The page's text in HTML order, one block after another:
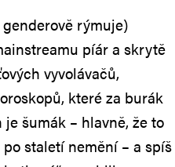
rýmuje)
píár a skrytě
vyvolávačů,
které za burák
šumák – hlavně, že to
staletí nemění – a spíš